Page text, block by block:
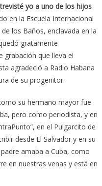
yo a uno de los hijos
en la Escuela Internacional
los Baños, enclavada en la
gratamente
grabación que lleva el
agradeció a Radio Habana
de su progenitor.
su hermano mayor fue
pero como periodista, y en
en el Pulgarcito de
desde El Salvador y en su
amaba a Cuba, como
en nuestras venas y está en